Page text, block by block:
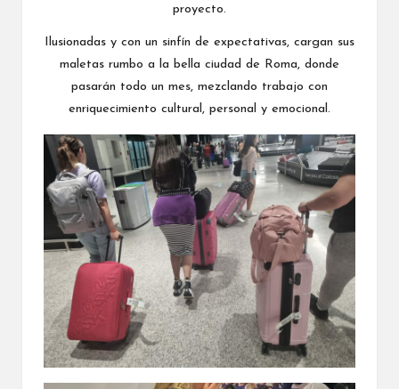
proyecto.
Ilusionadas y con un sinfín de expectativas, cargan sus
maletas rumbo a la bella ciudad de Roma, donde
pasarán todo un mes, mezclando trabajo con
enriquecimiento cultural, personal y emocional.